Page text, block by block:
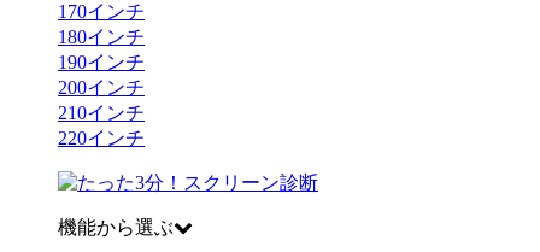
170インチ
180インチ
190インチ
200インチ
210インチ
220インチ
機能から選ぶ